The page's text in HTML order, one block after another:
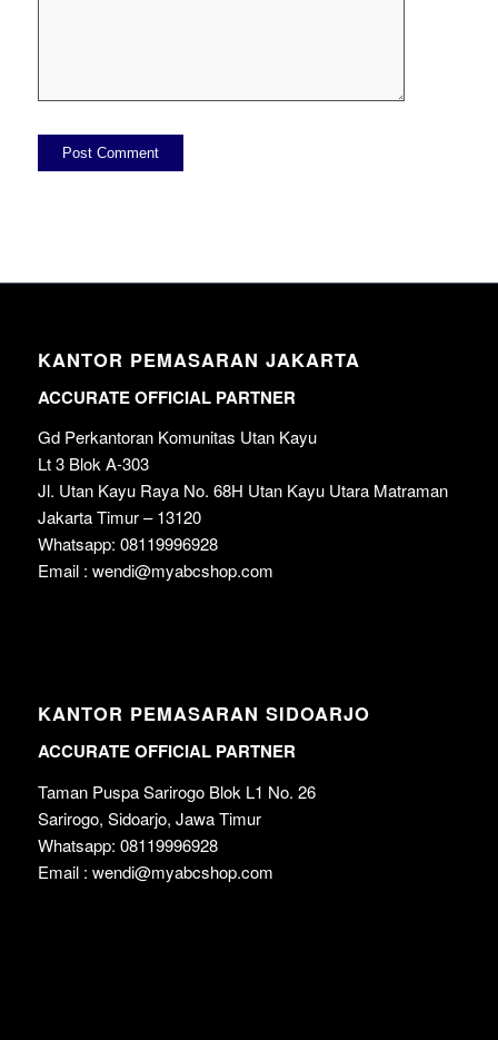
KANTOR PEMASARAN JAKARTA
ACCURATE OFFICIAL PARTNER
Gd Perkantoran Komunitas Utan Kayu
Lt 3 Blok A-303
Jl. Utan Kayu Raya No. 68H Utan Kayu Utara Matraman
Jakarta Timur – 13120
Whatsapp: 08119996928
Email : wendi@myabcshop.com
KANTOR PEMASARAN SIDOARJO
ACCURATE OFFICIAL PARTNER
Taman Puspa Sarirogo Blok L1 No. 26
Sarirogo, Sidoarjo, Jawa Timur
Whatsapp: 08119996928
Email : wendi@myabcshop.com